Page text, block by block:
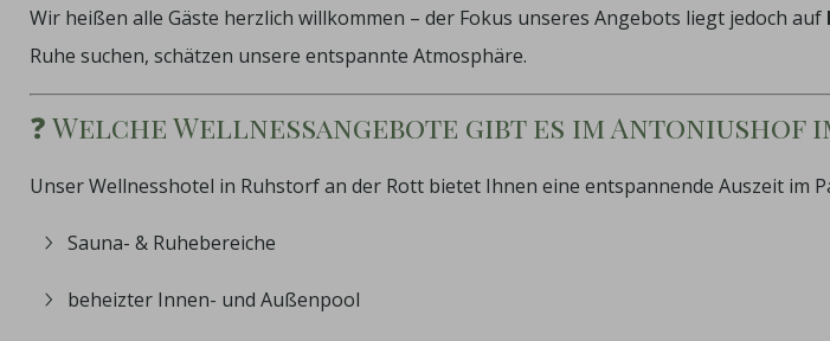
Wir heißen alle Gäste herzlich willkommen – der Fokus unseres Angebots liegt jedoch auf
Ruhe suchen, schätzen unsere entspannte Atmosphäre.
❓ Welche Wellnessangebote gibt es im Antoniushof
Unser Wellnesshotel in Ruhstorf an der Rott bietet Ihnen eine entspannende Auszeit im
Sauna- & Ruhebereiche
beheizter Innen- und Außenpool